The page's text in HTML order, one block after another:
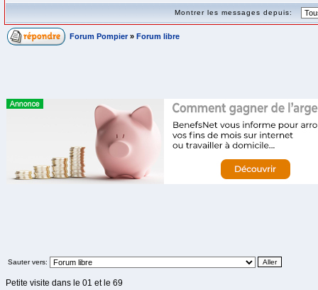
Montrer les messages depuis:
Forum Pompier » Forum libre
Sauter vers:
Petite visite dans le 01 et le 69